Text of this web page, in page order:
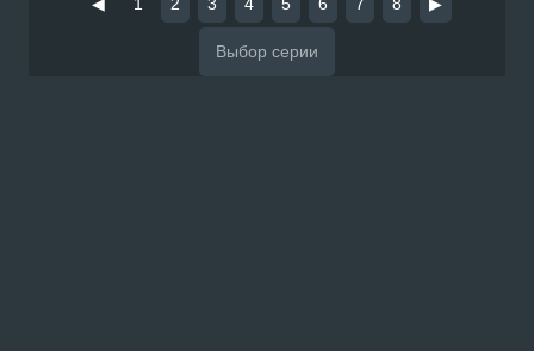
◀ 1 2 3 4 5 6 7 8 ▶